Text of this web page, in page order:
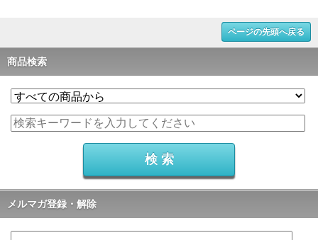
ページの先頭へ戻る
商品検索
メルマガ登録・解除